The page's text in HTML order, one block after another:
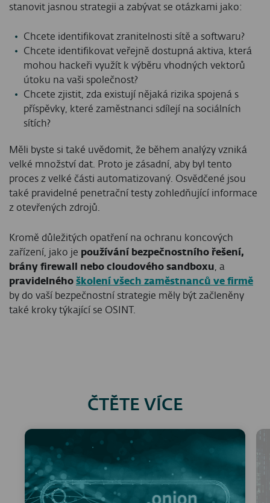
stanovit jasnou strategii a zabývat se otázkami jako:
Chcete identifikovat zranitelnosti sítě a softwaru?
Chcete identifikovat veřejně dostupná aktiva, která
mohou hackeři využít k výběru vhodných vektorů
útoku na vaši společnost?
Chcete zjistit, zda existují nějaká rizika spojená s
příspěvky, které zaměstnanci sdílejí na sociálních
sítích?
Měli byste si také uvědomit, že během analýzy vzniká
velké množství dat. Proto je zásadní, aby byl tento
proces z velké části automatizovaný. Osvědčené jsou
také pravidelné penetrační testy zohledňující informace
z otevřených zdrojů.
Kromě důležitých opatření na ochranu koncových
zařízení, jako je používání bezpečnostního řešení,
brány firewall nebo cloudového sandboxu, a
pravidelného školení všech zaměstnanců ve firmě
by do vaší bezpečnostní strategie měly být začleněny
také kroky týkající se OSINT.
ČTĚTE VÍCE